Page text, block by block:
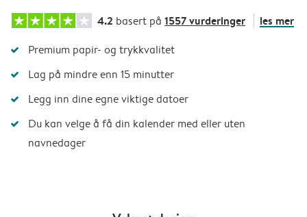
4.2 basert på 1557 vurderinger les mer
Premium papir- og trykkvalitet
Lag på mindre enn 15 minutter
Legg inn dine egne viktige datoer
Du kan velge å få din kalender med eller uten
navnedager